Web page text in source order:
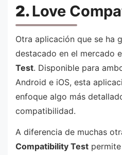
2.Love
Otra aplicación que se ha
destacado en el mercado
Test. Disponible para
Android e iOS, esta
enfoque algo más
compatibilidad.
A diferencia de muchas
Compatibility Test